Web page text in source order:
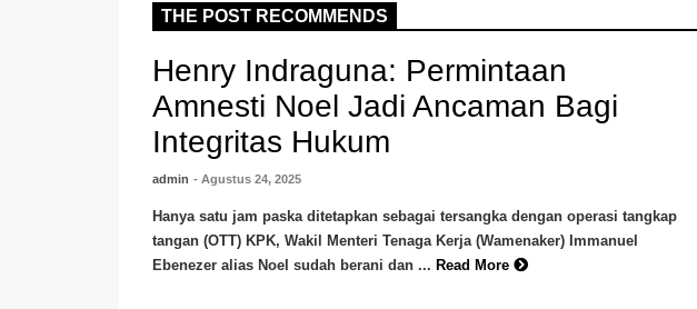
THE POST RECOMMENDS
Henry Indraguna: Permintaan
Amnesti Noel Jadi Ancaman Bagi
Integritas Hukum
admin - Agustus 24, 2025
Hanya satu jam paska ditetapkan sebagai tersangka dengan operasi tangkap
tangan (OTT) KPK, Wakil Menteri Tenaga Kerja (Wamenaker) Immanuel
Ebenezer alias Noel sudah berani dan ... Read More